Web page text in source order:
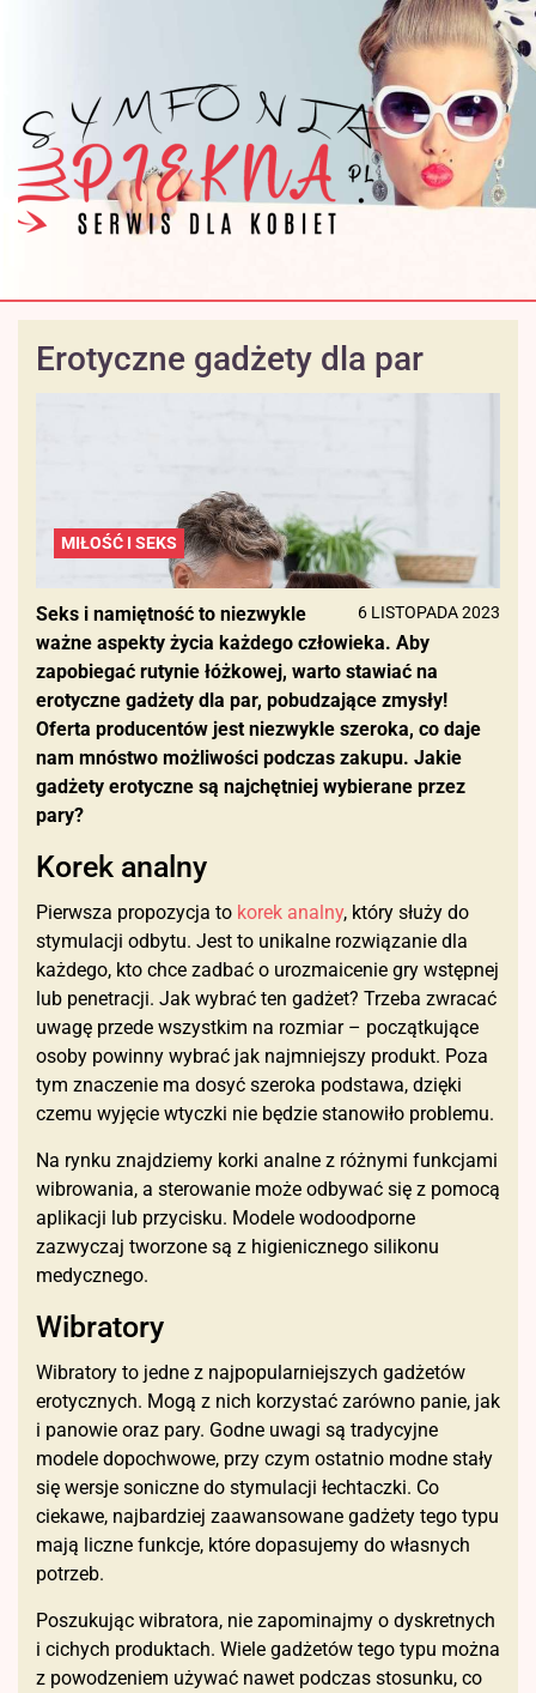
Erotyczne gadżety dla par
MIŁOŚĆ I SEKS
6 LISTOPADA 2023
Seks i namiętność to niezwykle
ważne aspekty życia każdego człowieka. Aby
zapobiegać rutynie łóżkowej, warto stawiać na
erotyczne gadżety dla par, pobudzające zmysły!
Oferta producentów jest niezwykle szeroka, co daje
nam mnóstwo możliwości podczas zakupu. Jakie
gadżety erotyczne są najchętniej wybierane przez
pary?
Korek analny
Pierwsza propozycja to korek analny, który służy do
stymulacji odbytu. Jest to unikalne rozwiązanie dla
każdego, kto chce zadbać o urozmaicenie gry wstępnej
lub penetracji. Jak wybrać ten gadżet? Trzeba zwracać
uwagę przede wszystkim na rozmiar – początkujące
osoby powinny wybrać jak najmniejszy produkt. Poza
tym znaczenie ma dosyć szeroka podstawa, dzięki
czemu wyjęcie wtyczki nie będzie stanowiło problemu.
Na rynku znajdziemy korki analne z różnymi funkcjami
wibrowania, a sterowanie może odbywać się z pomocą
aplikacji lub przycisku. Modele wodoodporne
zazwyczaj tworzone są z higienicznego silikonu
medycznego.
Wibratory
Wibratory to jedne z najpopularniejszych gadżetów
erotycznych. Mogą z nich korzystać zarówno panie, jak
i panowie oraz pary. Godne uwagi są tradycyjne
modele dopochwowe, przy czym ostatnio modne stały
się wersje soniczne do stymulacji łechtaczki. Co
ciekawe, najbardziej zaawansowane gadżety tego typu
mają liczne funkcje, które dopasujemy do własnych
potrzeb.
Poszukując wibratora, nie zapominajmy o dyskretnych
i cichych produktach. Wiele gadżetów tego typu można
z powodzeniem używać nawet podczas stosunku, co